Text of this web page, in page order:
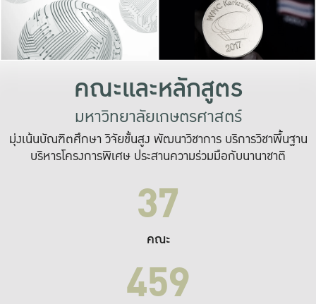
เปลี่ยนแปลง แล
เพื่อทำง
ระบบสารสนเทศ
คณะและหลักสูตร
มหาวิทยาลัยเกษตรศาสตร์
มุ่งเน้นบัณฑิตศึกษา วิจัยขั้นสูง พัฒนาวิชาการ บริการวิชาพื้นฐาน
บริหารโครงการพิเศษ ประสานความร่วมมือกับนานาชาติ
37
คณะ
459